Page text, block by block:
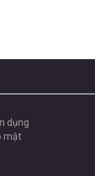
dụng
mật